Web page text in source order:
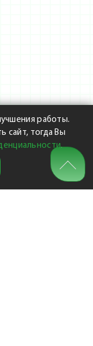
работы.
сайт, тогда Вы
.